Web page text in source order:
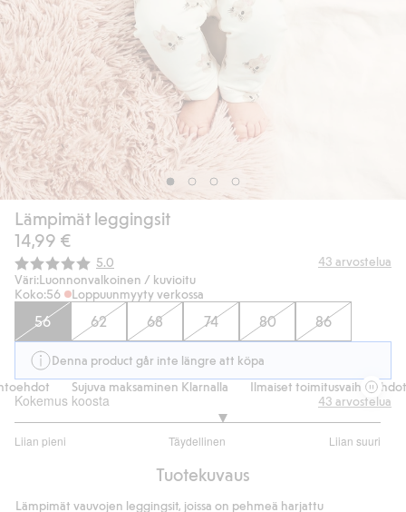
Lämpimät leggingsit
14,99 €
Keskimääräinen luokitus:
5.0 43 arvostelua
Väri:Luonnonvalkoinen / kuvioitu
Koko:56 Loppuunmyyty verkossa
56 62 68 74 80 86
Denna product går inte längre att köpa
Sujuva maksaminen Klarnalla Ilmaiset toimitusvaihtoehdot
Kokemus koosta
Liian pieni Täydellinen Liian suuri
/
ääneen
43 arvostelua
Tuotekuvaus
Lämpimät vauvojen leggingsit, joissa on pehmeä harjattu